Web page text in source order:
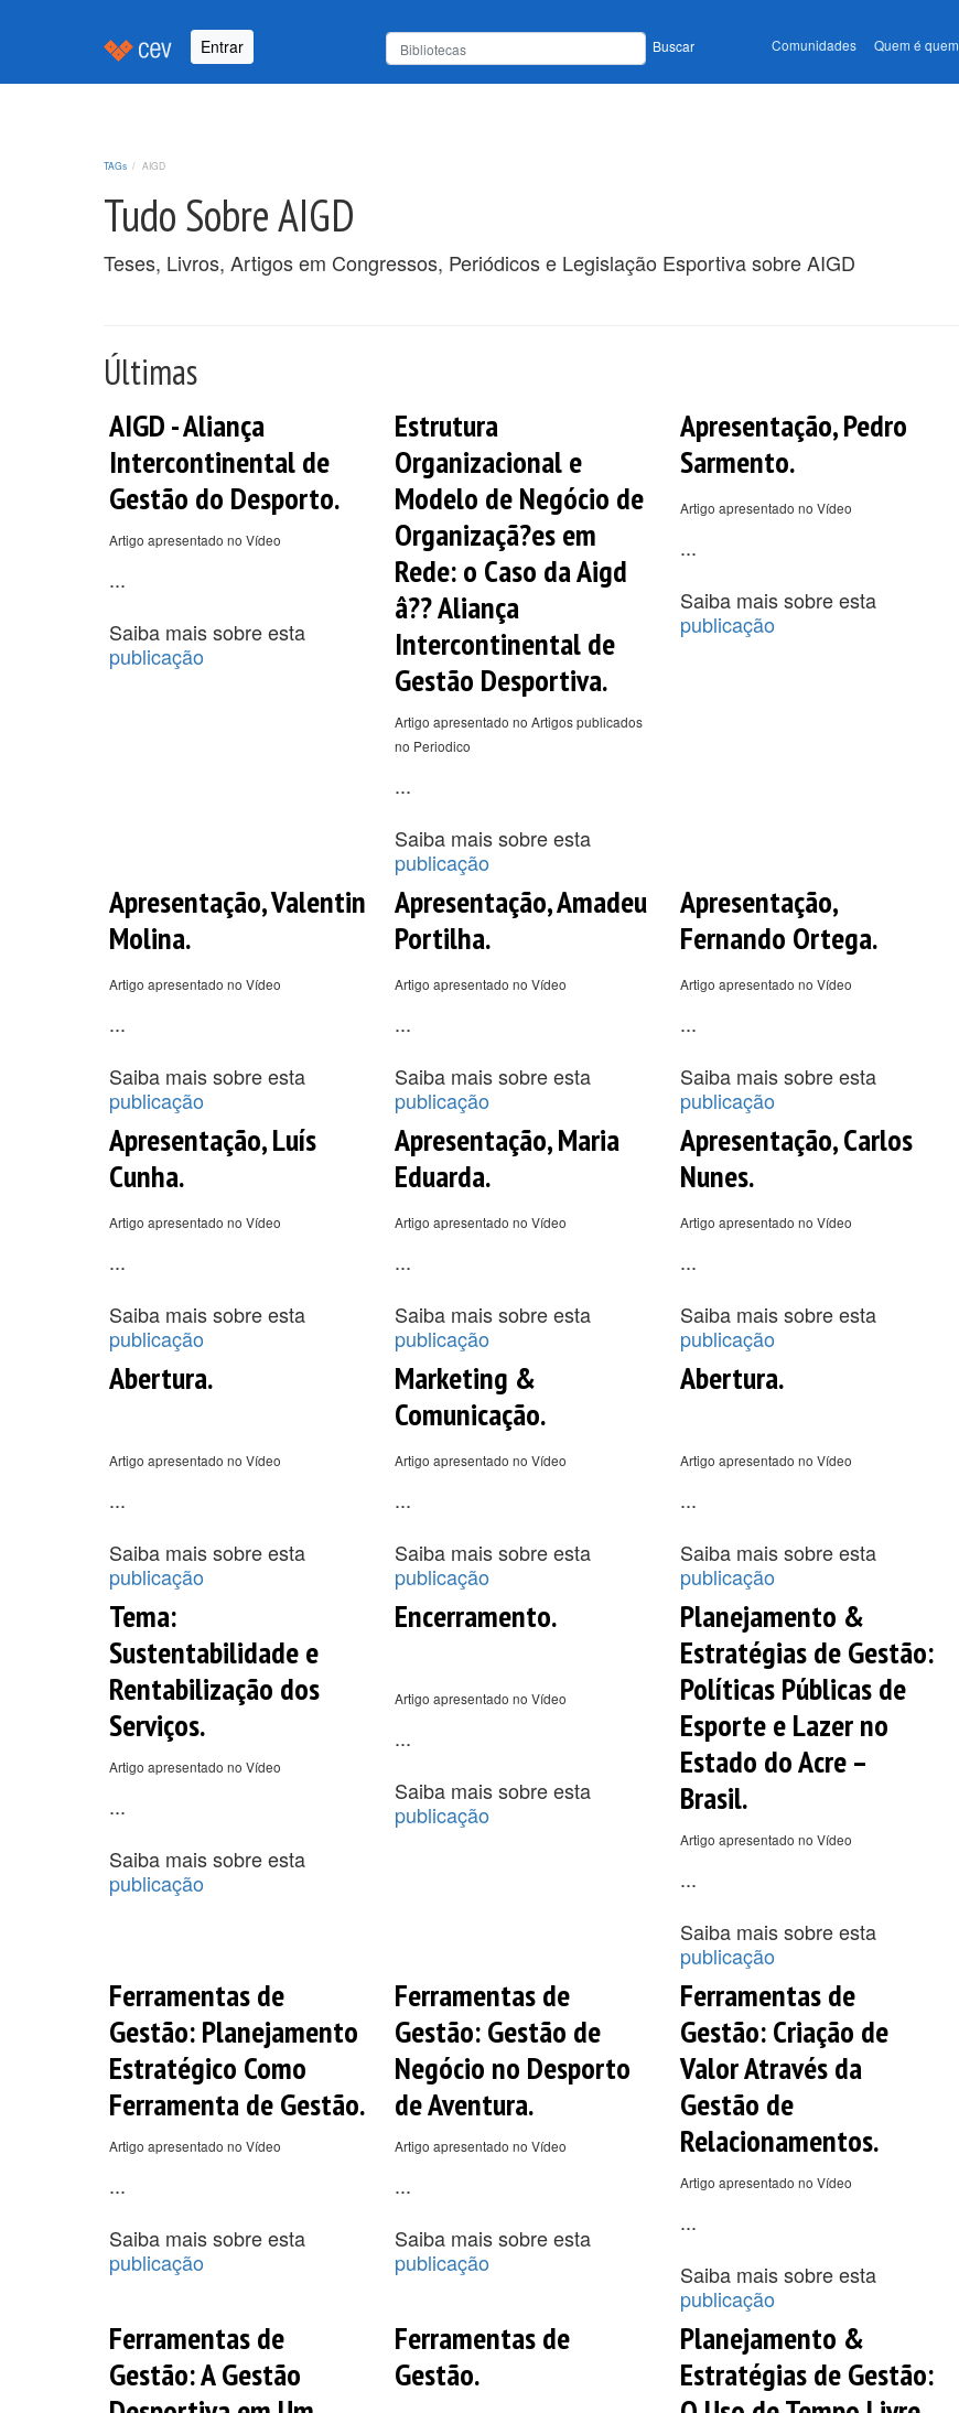
Entrar Buscar Comunidades Quem é quem
TAGs AIGD
Tudo Sobre AIGD
Teses, Livros, Artigos em Congressos, Periódicos e Legislação Esportiva sobre AIGD
Últimas
AIGD - Aliança
Intercontinental de
Gestão do Desporto.
Artigo apresentado no Vídeo
...
Saiba mais sobre esta
publicação
Estrutura
Organizacional e
Modelo de Negócio de
Organizaçã?es em
Rede: o Caso da Aigd
â?? Aliança
Intercontinental de
Gestão Desportiva.
Artigo apresentado no Artigos publicados
no Periodico
...
Saiba mais sobre esta
publicação
Apresentação, Pedro
Sarmento.
Artigo apresentado no Vídeo
...
Saiba mais sobre esta
publicação
Apresentação, Valentin
Molina.
Artigo apresentado no Vídeo
...
Saiba mais sobre esta
publicação
Apresentação, Amadeu
Portilha.
Artigo apresentado no Vídeo
...
Saiba mais sobre esta
publicação
Apresentação,
Fernando Ortega.
Artigo apresentado no Vídeo
...
Saiba mais sobre esta
publicação
Apresentação, Luís
Cunha.
Artigo apresentado no Vídeo
...
Saiba mais sobre esta
publicação
Apresentação, Maria
Eduarda.
Artigo apresentado no Vídeo
...
Saiba mais sobre esta
publicação
Apresentação, Carlos
Nunes.
Artigo apresentado no Vídeo
...
Saiba mais sobre esta
publicação
Abertura.
Artigo apresentado no Vídeo
...
Saiba mais sobre esta
publicação
Marketing &
Comunicação.
Artigo apresentado no Vídeo
...
Saiba mais sobre esta
publicação
Abertura.
Artigo apresentado no Vídeo
...
Saiba mais sobre esta
publicação
Tema:
Sustentabilidade e
Rentabilização dos
Serviços.
Artigo apresentado no Vídeo
...
Saiba mais sobre esta
publicação
Encerramento.
Artigo apresentado no Vídeo
...
Saiba mais sobre esta
publicação
Planejamento &
Estratégias de Gestão:
Políticas Públicas de
Esporte e Lazer no
Estado do Acre –
Brasil.
Artigo apresentado no Vídeo
...
Saiba mais sobre esta
publicação
Ferramentas de
Gestão: Planejamento
Estratégico Como
Ferramenta de Gestão.
Artigo apresentado no Vídeo
...
Saiba mais sobre esta
publicação
Ferramentas de
Gestão: Gestão de
Negócio no Desporto
de Aventura.
Artigo apresentado no Vídeo
...
Saiba mais sobre esta
publicação
Ferramentas de
Gestão: Criação de
Valor Através da
Gestão de
Relacionamentos.
Artigo apresentado no Vídeo
...
Saiba mais sobre esta
publicação
Ferramentas de
Gestão: A Gestão
Ferramentas de
Gestão.
Planejamento &
Estratégias de Gestão: